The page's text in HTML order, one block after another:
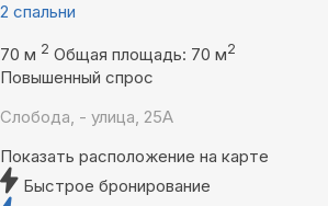
2 спальни
70 м 2 Общая площадь: 70 м2
Повышенный спрос
Слобода, - улица, 25А
Показать расположение на карте
Быстрое бронирование